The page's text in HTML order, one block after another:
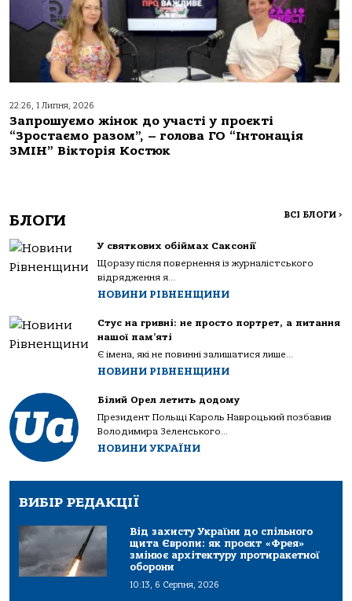
22:26, 1 Липня, 2026
Запрошуємо жінок до участі у проєкті
“Зростаємо разом”, – голова ГО “Інтонація
ЗМІН” Вікторія Костюк
БЛОГИ ВСІ БЛОГИ >
У святкових обіймах Саксонії
Щоразу після повернення із журналістського
відрядження я...
НОВИНИ РІВНЕНЩИНИ
Стус на гривні: не просто портрет, а питання
нашої пам’яті
Є імена, які не повинні залишатися лише...
НОВИНИ РІВНЕНЩИНИ
Білий Орел летить додому
Президент Польщі Кароль Навроцький позбавив
Володимира Зеленського...
НОВИНИ УКРАЇНИ
ВИБІР РЕДАКЦІЇ
Від захисту України до спільного
щита Європи: як проєкт «Фрея»
змінює архітектуру протиракетної
оборони
10:13, 6 Серпня, 2026